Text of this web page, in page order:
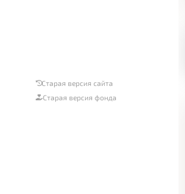
Старая версия сайта
Старая версия фонда